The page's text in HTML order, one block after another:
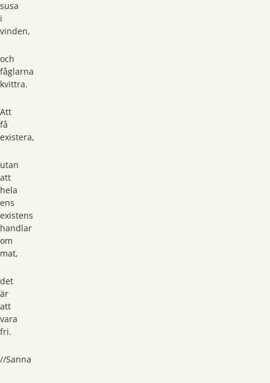
susa
i
vinden,
och
fåglarna
kvittra.
Att
få
existera,
utan
att
hela
ens
existens
handlar
om
mat,
det
är
att
vara
fri.
//Sanna